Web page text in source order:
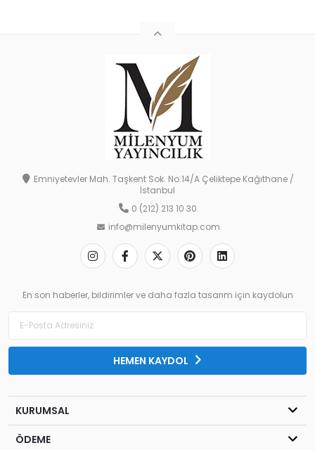
Emniyetevler Mah. Taşkent Sok. No:14/A Çeliktepe Kağıthane /
İstanbul
0 (212) 213 10 30
info@milenyumkitap.com
En son haberler, bildirimler ve daha fazla tasarım için kaydolun
HEMEN KAYDOL
KURUMSAL
ÖDEME